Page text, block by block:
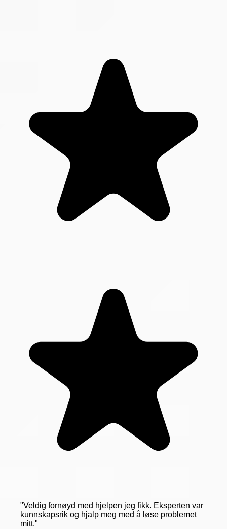
"Veldig fornøyd med hjelpen jeg fikk. Eksperten var
kunnskapsrik og hjalp meg med å løse problemet
mitt."